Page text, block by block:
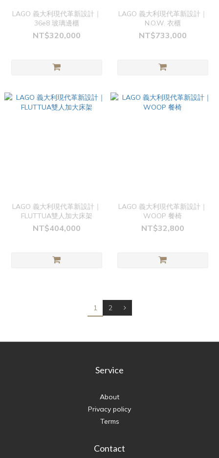
LAGO 義大利現代革新設計｜
36e8 玻璃邊櫃
NT$320,000
LAGO 義大利現代革新設計｜
N.O.W. 衣櫃
NT$733,000
LAGO 義大利現代革新設計｜
FLUTTUA雙人加大床架
NT$404,000
LAGO 義大利現代革新設計｜
WOOP 餐椅
NT$32,800
1 2
Service
About
Privacy policy
Terms
Contact